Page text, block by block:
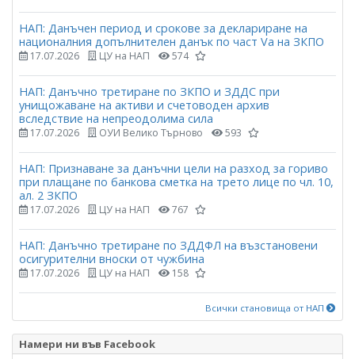
НАП: Данъчен период и срокове за деклариране на
националния допълнителен данък по част Vа на ЗКПО
17.07.2026 ЦУ на НАП 574
НАП: Данъчно третиране по ЗКПО и ЗДДС при
унищожаване на активи и счетоводен архив
вследствие на непреодолима сила
17.07.2026 ОУИ Велико Търново 593
НАП: Признаване за данъчни цели на разход за гориво
при плащане по банкова сметка на трето лице по чл. 10,
ал. 2 ЗКПО
17.07.2026 ЦУ на НАП 767
НАП: Данъчно третиране по ЗДДФЛ на възстановени
осигурителни вноски от чужбина
17.07.2026 ЦУ на НАП 158
Всички становища от НАП
Намери ни във Facebook